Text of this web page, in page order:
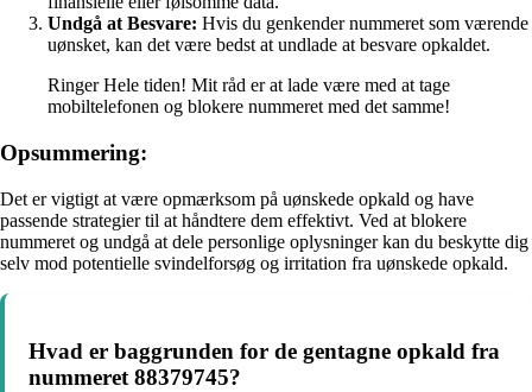
Undgå at Besvare: Hvis du genkender nummeret som værende
uønsket, kan det være bedst at undlade at besvare opkaldet.
Ringer Hele tiden! Mit råd er at lade være med at tage
mobiltelefonen og blokere nummeret med det samme!
Opsummering:
Det er vigtigt at være opmærksom på uønskede opkald og have
passende strategier til at håndtere dem effektivt. Ved at blokere
nummeret og undgå at dele personlige oplysninger kan du beskytte dig
selv mod potentielle svindelforsøg og irritation fra uønskede opkald.
Hvad er baggrunden for de gentagne opkald fra
nummeret 88379745?